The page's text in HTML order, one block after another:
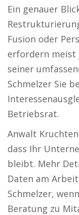
Ein genauer
Fusion oder
erfordern meist
seiner
Schmelzer Sie
Betriebsrat.
Anwalt
dass Ihr
bleibt. Mehr
Daten am
Schmelzer,
Beratung zu